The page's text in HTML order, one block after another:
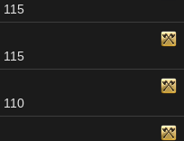
115
115
110